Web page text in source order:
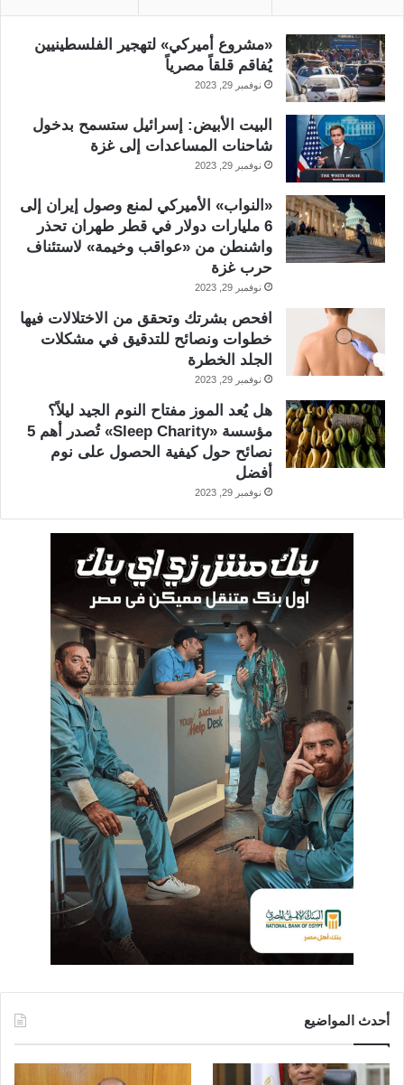
«مشروع أميركي» لتهجير الفلسطينيين
يُفاقم قلقاً مصرياً
نوفمبر 29, 2023
البيت الأبيض: إسرائيل ستسمح بدخول
شاحنات المساعدات إلى غزة
نوفمبر 29, 2023
«النواب» الأميركي لمنع وصول إيران إلى
6 مليارات دولار في قطر طهران تحذر
واشنطن من «عواقب وخيمة» لاستئناف
حرب غزة
نوفمبر 29, 2023
افحص بشرتك وتحقق من الاختلالات فيها
خطوات ونصائح للتدقيق في مشكلات
الجلد الخطرة
نوفمبر 29, 2023
هل يُعد الموز مفتاح النوم الجيد ليلاً؟
مؤسسة «Sleep Charity» تُصدر أهم 5
نصائح حول كيفية الحصول على نوم
أفضل
نوفمبر 29, 2023
أحدث المواضيع